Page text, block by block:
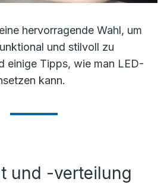
hervorragende Wahl, um
und stilvoll zu
einige Tipps, wie man LED-
kann.
und -verteilung